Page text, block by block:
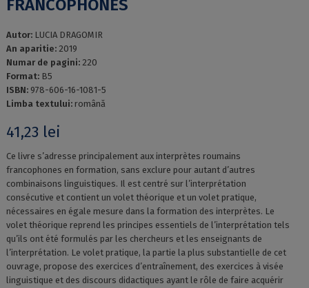
FRANCOPHONES
Autor: LUCIA DRAGOMIR
An aparitie: 2019
Numar de pagini: 220
Format: B5
ISBN: 978-606-16-1081-5
Limba textului: română
41,23 lei
Ce livre s’adresse principalement aux interprètes roumains
francophones en formation, sans exclure pour autant d’autres
combinaisons linguistiques. Il est centré sur l’interprétation
consécutive et contient un volet théorique et un volet pratique,
nécessaires en égale mesure dans la formation des interprètes. Le
volet théorique reprend les principes essentiels de l’interprétation tels
qu’ils ont été formulés par les chercheurs et les enseignants de
l’interprétation. Le volet pratique, la partie la plus substantielle de cet
ouvrage, propose des exercices d’entraînement, des exercices à visée
linguistique et des discours didactiques ayant le rôle de faire acquérir